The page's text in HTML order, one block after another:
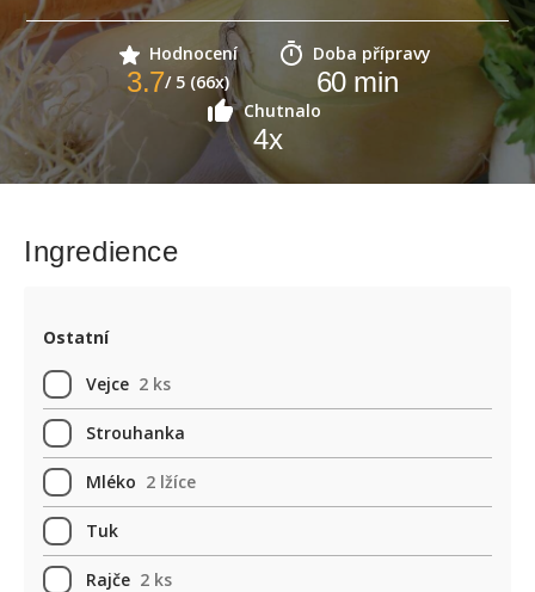
Hodnocení
3.7/ 5 (66x)
Doba přípravy
60min
Chutnalo
4x
Ingredience
Ostatní
Vejce 2 ks
Strouhanka
Mléko 2 lžíce
Tuk
Rajče 2 ks